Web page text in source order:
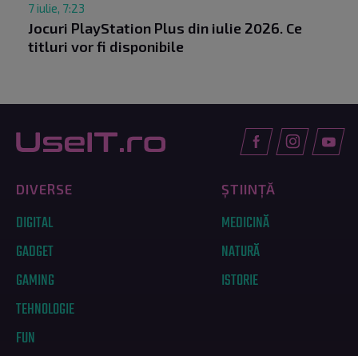
7 iulie, 7:23
Jocuri PlayStation Plus din iulie 2026. Ce
titluri vor fi disponibile
DIVERSE
DIGITAL
GADGET
GAMING
TEHNOLOGIE
FUN
ȘTIINȚĂ
MEDICINĂ
NATURĂ
ISTORIE